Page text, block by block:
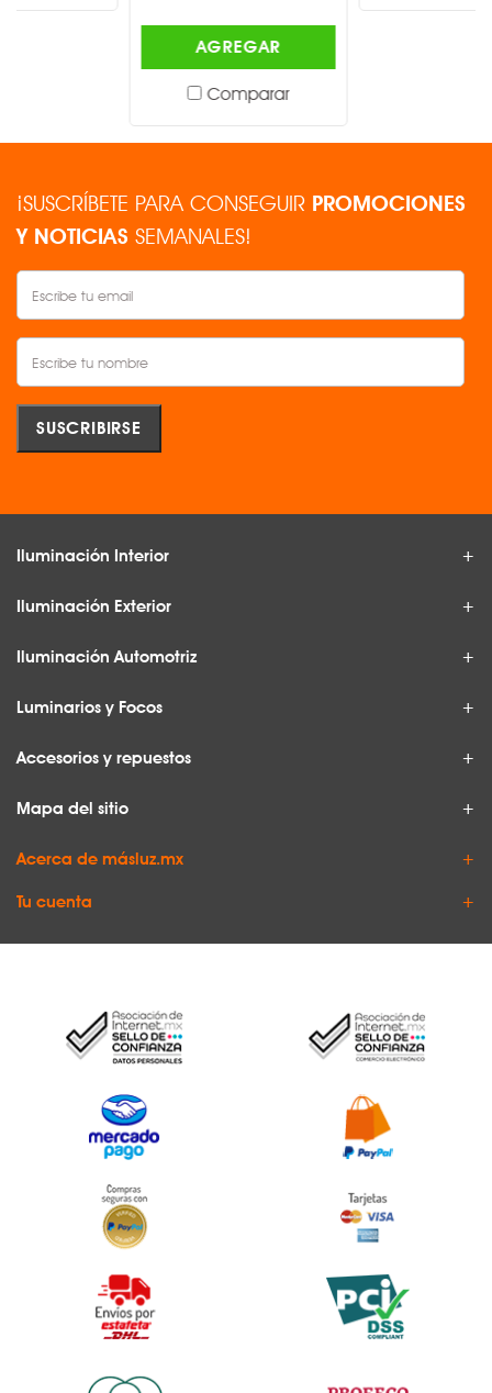
AGREGAR
Comparar
¡SUSCRÍBETE PARA CONSEGUIR PROMOCIONES
Y NOTICIAS SEMANALES!
Iluminación Interior
Iluminación Exterior
Iluminación Automotriz
Luminarios y Focos
Accesorios y repuestos
Mapa del sitio
Acerca de másluz.mx
Tu cuenta